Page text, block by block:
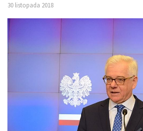
30 listopada 2018